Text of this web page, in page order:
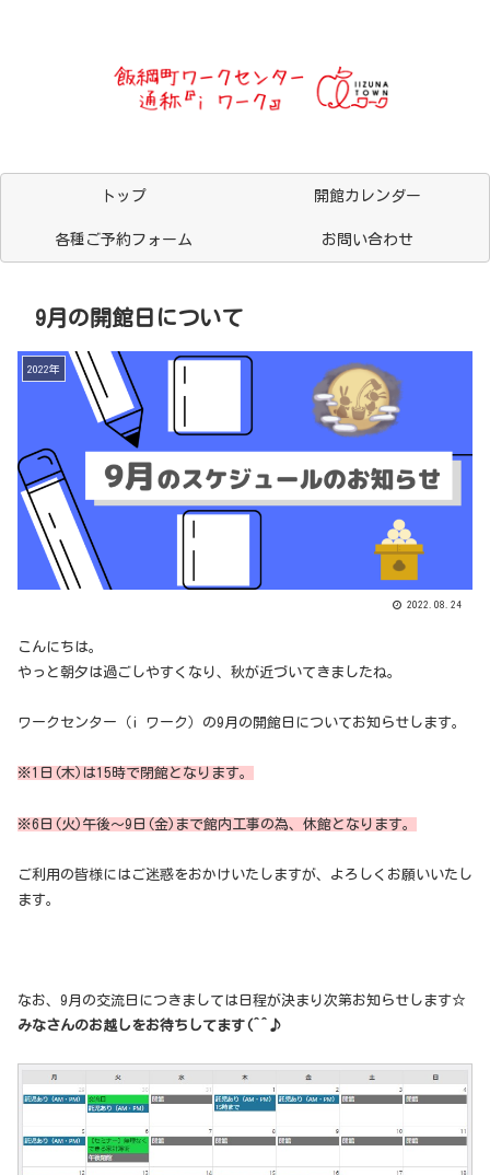
トップ 開館カレンダー
各種ご予約フォーム お問い合わせ
9月の開館日について
2022年
2022.08.24
こんにちは。
やっと朝夕は過ごしやすくなり、秋が近づいてきましたね。
ワークセンター（i ワーク）の9月の開館日についてお知らせします。
※1日(木)は15時で閉館となります。
※6日(火)午後～9日(金)まで館内工事の為、休館となります。
ご利用の皆様にはご迷惑をおかけいたしますが、よろしくお願いいたし
ます。
なお、9月の交流日につきましては日程が決まり次第お知らせします☆
みなさんのお越しをお待ちしてます(^^♪